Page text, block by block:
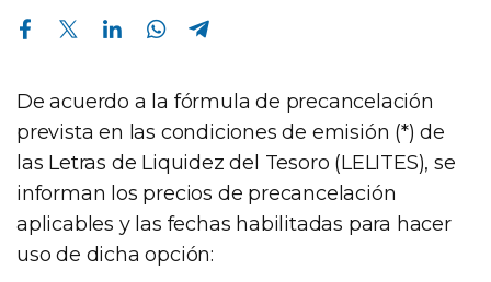
Compartir en Facebook Compartir en Twitter Compartir en Linkedin Compartir en Whatsapp
De acuerdo a la fórmula de precancelación
prevista en las condiciones de emisión (*) de
las Letras de Liquidez del Tesoro (LELITES), se
informan los precios de precancelación
aplicables y las fechas habilitadas para hacer
uso de dicha opción: